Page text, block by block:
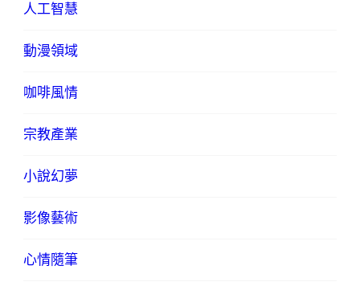
人工智慧
動漫領域
咖啡風情
宗教產業
小說幻夢
影像藝術
心情隨筆